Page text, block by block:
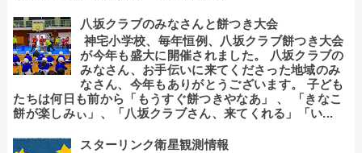
八坂クラブのみなさんと餅つき大会
神宅小学校、毎年恒例、八坂クラブ餅つき大会
が今年も盛大に開催されました。 八坂クラブの
みなさん、お手伝いに来てくださった地域のみ
なさん、今年もありがとうございます。 子ども
たちは何日も前から「もうすぐ餅つきやなあ」 、 「きなこ
餅が楽しみぃ」、「八坂クラブさん、来てくれる」「い...
スターリンク衛星観測情報